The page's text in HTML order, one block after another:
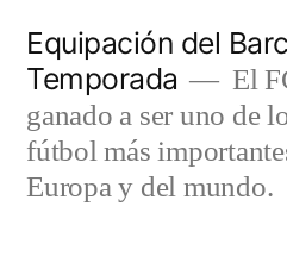
contenido
Equipación del
Temporada
El
ganado a ser uno de
fútbol más
Europa y del mundo.